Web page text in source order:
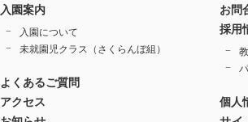
入園案内
入園について
未就園児クラス（さくらんぼ組）
よくあるご質問
アクセス
お問
採用
個人